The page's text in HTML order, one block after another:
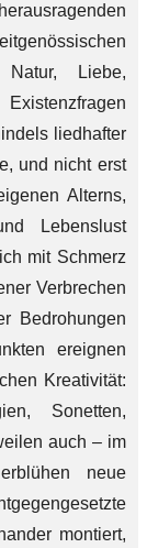
Natur, Liebe,
liedhafter
und nicht erst
Alterns,
Lebenslust
mit Schmerz
Verbrechen
Bedrohungen
ereignen
Kreativität:
Sonetten,
auch – im
neue
montiert,